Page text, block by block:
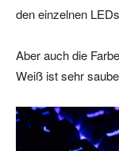
den einzelnen
Aber auch die
Weiß ist sehr